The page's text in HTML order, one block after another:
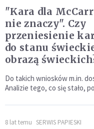
"Kara dla
nie znaczy". Czy
przeniesienie
do stanu
obrazą
Do takich wniosków m.in.
Analizie tego, co się stało,
8 lat temu SERWIS PAPIESKI